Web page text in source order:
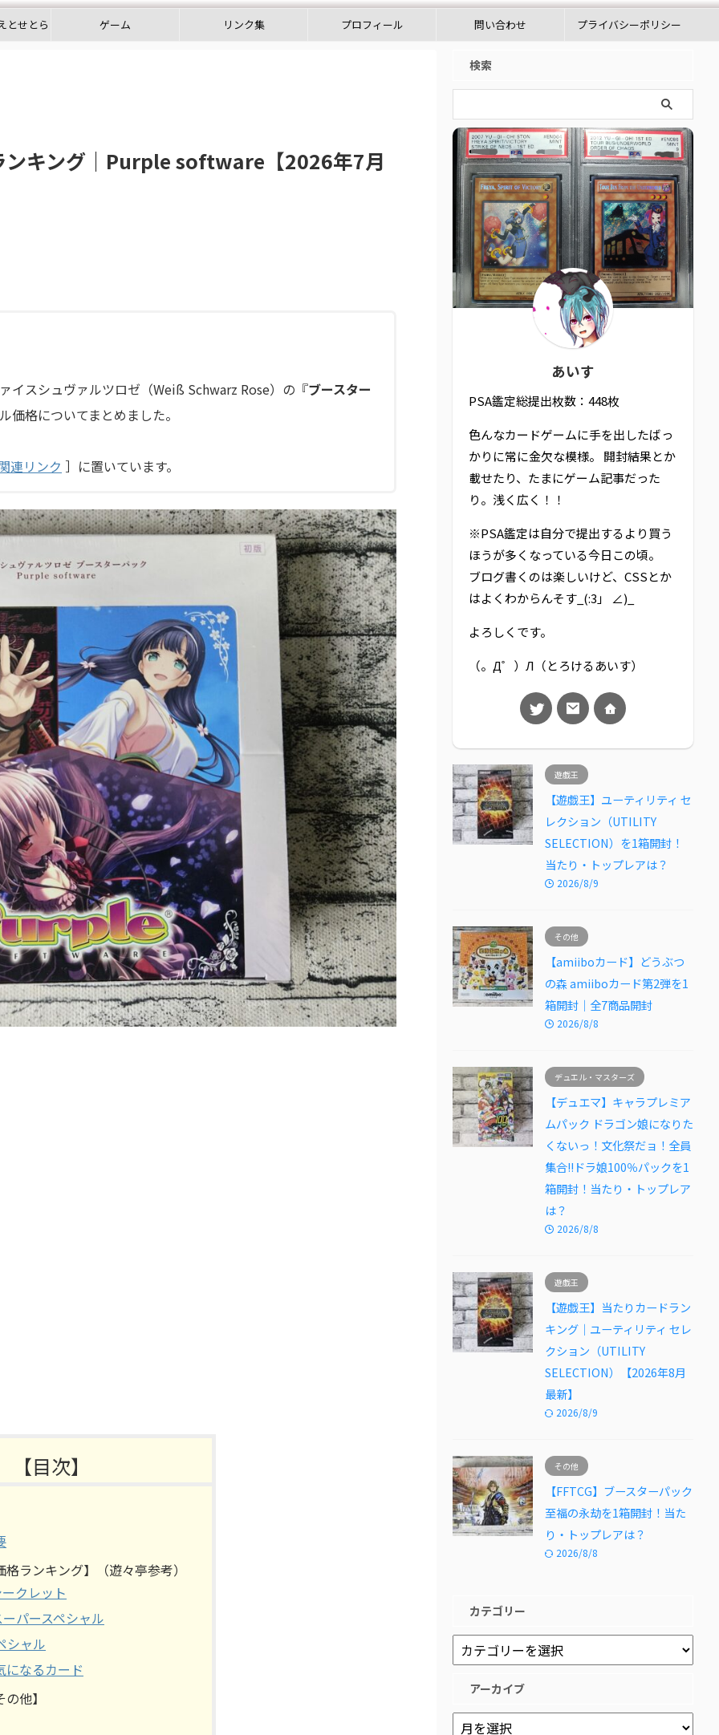
とせとら ゲーム リンク集 プロフィール 問い合わせ プライバシーポリシー
ンキング｜Purple software【2026年7月
イスシュヴァルツロゼ（Weiß Schwarz Rose）の『ブースター
価格についてまとめました。
連リンク ］に置いています。
【目次】
ランキング】（遊々亭参考）
クレット
パースペシャル
シャル
になるカード
他】
検索
あいす
PSA鑑定総提出枚数：448枚
色んなカードゲームに手を出したばっ
かりに常に金欠な模様。 開封結果とか
載せたり、たまにゲーム記事だった
り。浅く広く！！
※PSA鑑定は自分で提出するより買う
ほうが多くなっている今日この頃。
ブログ書くのは楽しいけど、CSSとか
はよくわからんそす_(:3」 ∠)_
よろしくです。
（。Д゜）Л（とろけるあいす）
遊戯王
【遊戯王】ユーティリティ セ
レクション（UTILITY
SELECTION）を1箱開封！
当たり・トップレアは？
2026/8/9
その他
【amiiboカード】どうぶつ
の森 amiiboカード第2弾を1
箱開封｜全7商品開封
2026/8/8
デュエル・マスターズ
【デュエマ】キャラプレミア
ムパック ドラゴン娘になりた
くないっ！文化祭だョ！全員
集合!!ドラ娘100％パックを1
箱開封！当たり・トップレア
は？
2026/8/8
遊戯王
【遊戯王】当たりカードラン
キング｜ユーティリティ セレ
クション（UTILITY
SELECTION）【2026年8月
最新】
2026/8/9
その他
【FFTCG】ブースターパック
至福の永劫を1箱開封！当た
り・トップレアは？
2026/8/8
カテゴリー
アーカイブ